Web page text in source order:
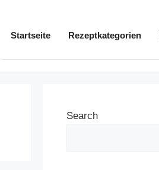
Startseite Rezeptkategorien
Search